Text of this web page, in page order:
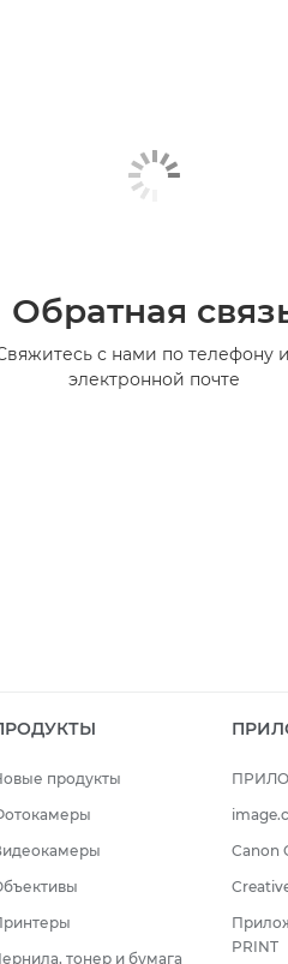
Обратная
с нами по телефону
электронной почте
продукты
тонер и бумага
Canon
PRINT